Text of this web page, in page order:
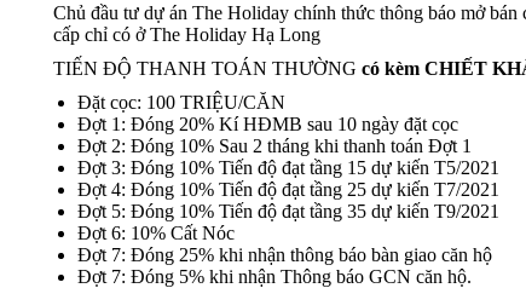
Chủ đầu tư dự án The Holiday chính thức thông báo mở
cấp chỉ có ở The Holiday Hạ Long
TIẾN ĐỘ THANH TOÁN THƯỜNG có kèm CHIẾT
Đặt cọc: 100 TRIỆU/CĂN
Đợt 1: Đóng 20% Kí HĐMB sau 10 ngày đặt cọc
Đợt 2: Đóng 10% Sau 2 tháng khi thanh toán Đợt 1
Đợt 3: Đóng 10% Tiến độ đạt tầng 15 dự kiến T5/2021
Đợt 4: Đóng 10% Tiến độ đạt tầng 25 dự kiến T7/2021
Đợt 5: Đóng 10% Tiến độ đạt tầng 35 dự kiến T9/2021
Đợt 6: 10% Cất Nóc
Đợt 7: Đóng 25% khi nhận thông báo bàn giao căn hộ
Đợt 7: Đóng 5% khi nhận Thông báo GCN căn hộ.